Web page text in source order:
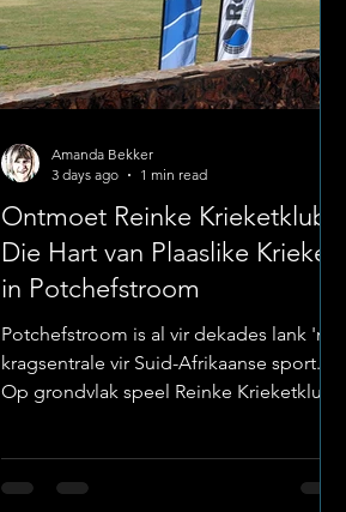
Ontmoet Reinke Krieketklub -
Die Hart van Plaaslike Krieket
in Potchefstroom
Potchefstroom is al vir dekades lank 'n
kragsentrale vir Suid-Afrikaanse sport.
Op grondvlak speel Reinke Krieketklub
speler is wat jou vaardighede op ligavlak
Amanda Bekker
3 days ago
1 min read